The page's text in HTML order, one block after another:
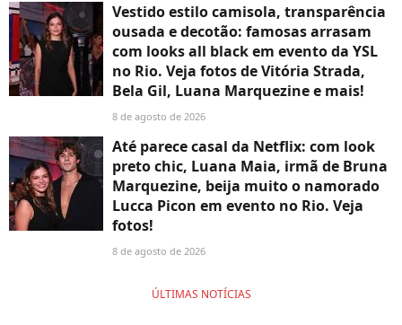
Vestido estilo camisola, transparência
ousada e decotão: famosas arrasam
com looks all black em evento da YSL
no Rio. Veja fotos de Vitória Strada,
Bela Gil, Luana Marquezine e mais!
8 de agosto de 2026
Até parece casal da Netflix: com look
preto chic, Luana Maia, irmã de Bruna
Marquezine, beija muito o namorado
Lucca Picon em evento no Rio. Veja
fotos!
8 de agosto de 2026
ÚLTIMAS NOTÍCIAS